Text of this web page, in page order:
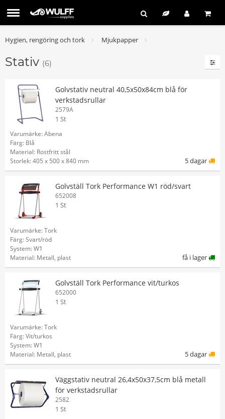
Hygien, rengöring och tork Mjukpapper
Stativ (6)
Golvstativ neutral 40,5x50x84cm blå för
verkstadsrullar
2579A
1 St
Varumärke: Abena
Färg: Blå
Material: Rostfritt stål
Storlek: 405 x 500 x 840 mm
5 dagar
Golvställ Tork Performance W1 röd/svart
652008
1 St
Varumärke: Tork
Färg: Svart/röd
System: W1
Material: Metall, plast
få i lager
Golvställ Tork Performance vit/turkos
652000
1 St
Varumärke: Tork
Färg: Vit/turkos
System: W1
Material: Metall, plast
5 dagar
Väggstativ neutral 26,4x50x37,5cm blå metall
för verkstadsrullar
2582
1 St